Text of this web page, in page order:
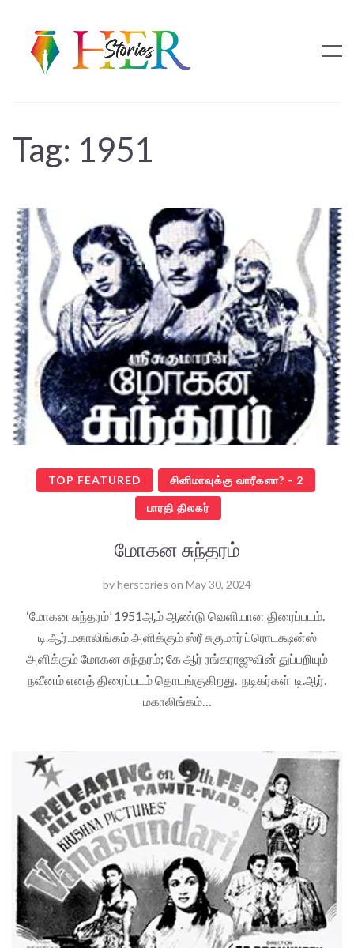
Tag: 1951
TOP FEATURED சினிமாவுக்கு வாரீகளா? - 2
பாரதி திலகர்
மோகன சுந்தரம்
byherstories on May 30, 2024
‘மோகன சுந்தரம்’ 1951ஆம் ஆண்டு வெளியான திரைப்படம்.
டி.ஆர்.மகாலிங்கம் அளிக்கும் ஸ்ரீ சுகுமார் ப்ரொடக்ஷன்ஸ்
அளிக்கும் மோகன சுந்தரம்; கே ஆர் ரங்கராஜுவின் துப்பறியும்
நவீனம் எனத் திரைப்படம் தொடங்குகிறது. நடிகர்கள் டி.ஆர்.
மகாலிங்கம்…